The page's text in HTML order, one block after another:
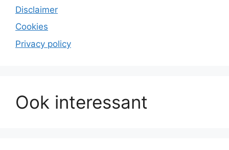
Disclaimer
Cookies
Privacy policy
Ook interessant